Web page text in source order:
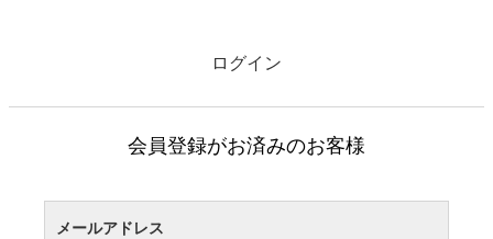
ログイン
会員登録がお済みのお客様
メールアドレス